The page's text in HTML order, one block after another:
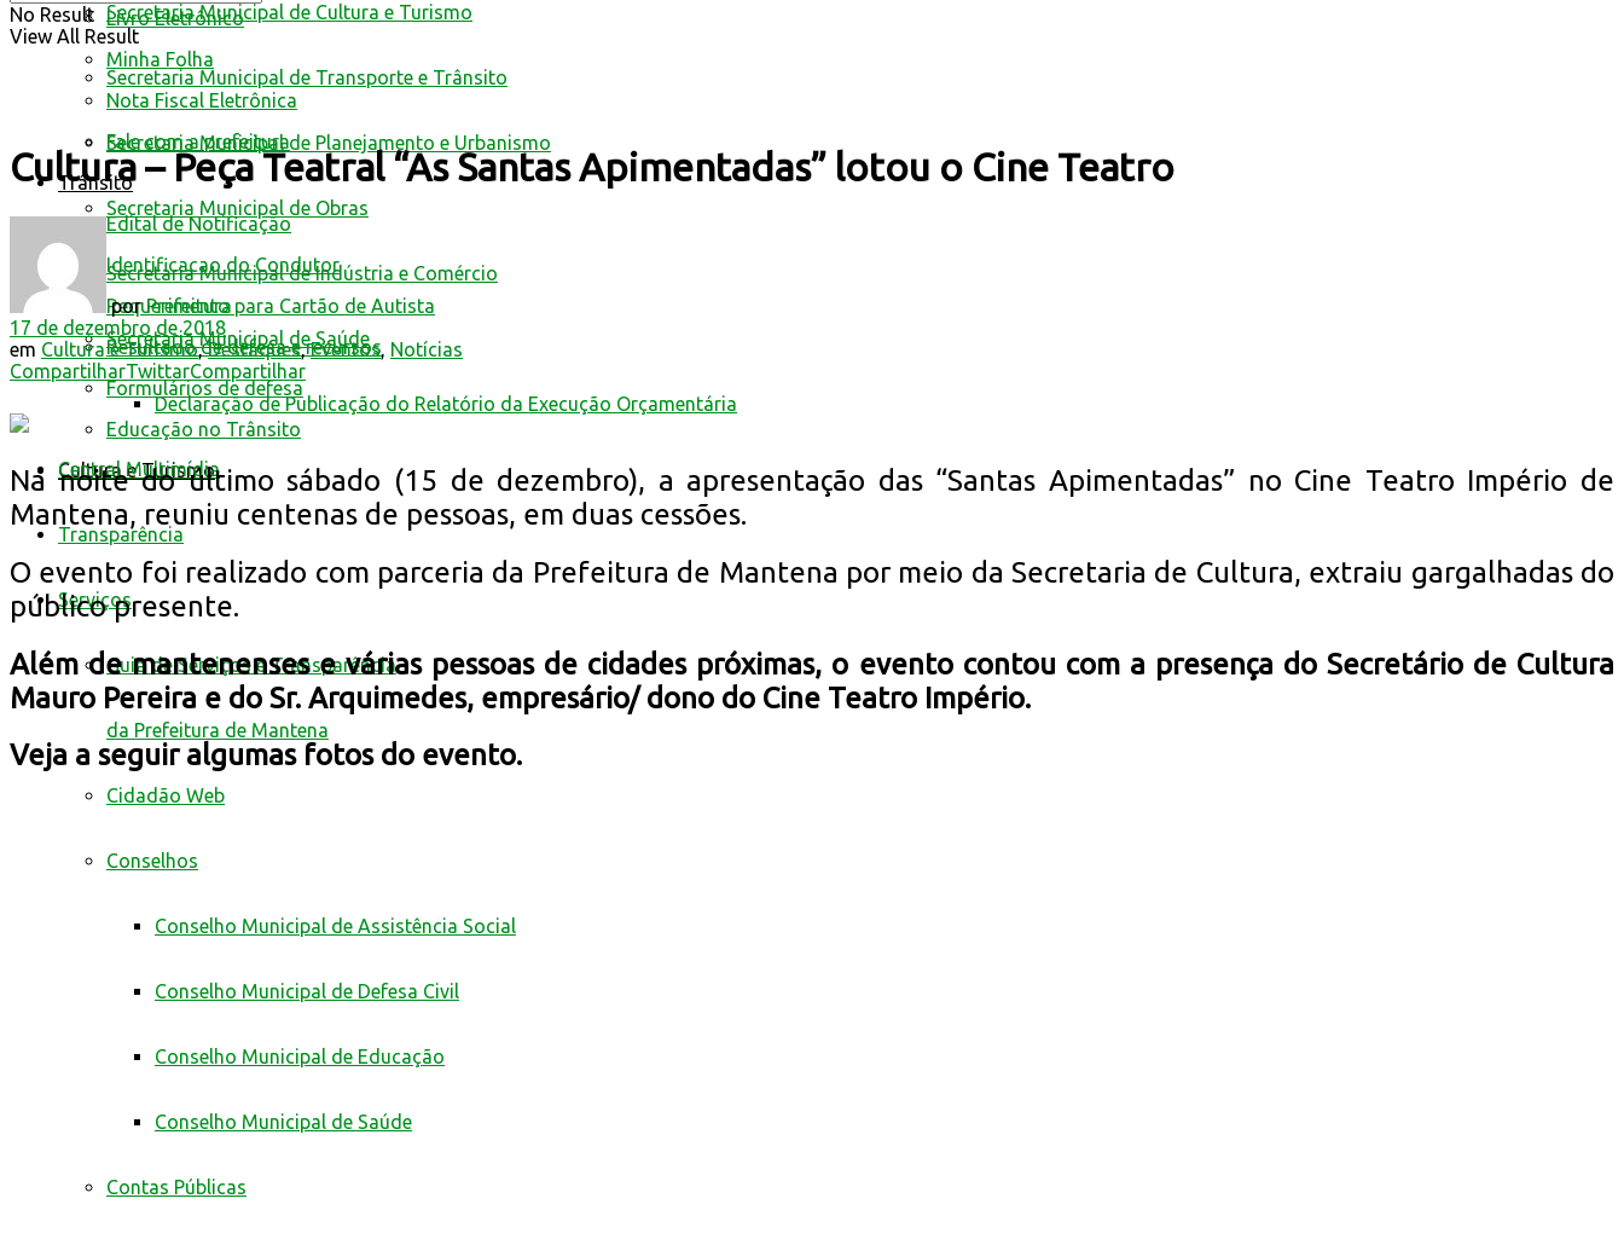
Livro Eletrônico
Minha Folha
Nota Fiscal Eletrônica
Fale com a prefeitura
Trânsito
Edital de Notificação
Identificacao do Condutor
Requerimento para Cartão de Autista
Resultado de defesa e recursos
Formulários de defesa
Educação no Trânsito
Cultura e Turismo
Secretaria Municipal de Cultura e Turismo
Secretaria Municipal de Transporte e Trânsito
Secretaria Municipal de Planejamento e Urbanismo
Secretaria Municipal de Obras
Secretaria Municipal de Indústria e Comércio
Secretaria Municipal de Saúde
Declaração de Publicação do Relatório da Execução Orçamentária
Central Multimídia
Transparência
Serviços
Guia de Serviços e Transparência
da Prefeitura de Mantena
Cidadão Web
Conselhos
Conselho Municipal de Assistência Social
Conselho Municipal de Defesa Civil
Conselho Municipal de Educação
Conselho Municipal de Saúde
Contas Públicas
No Result
View All Result
Cultura – Peça Teatral “As Santas Apimentadas” lotou o Cine Teatro
por Prefeitura
17 de dezembro de 2018
em Cultura e Turismo,Destaques,Eventos, Notícias
CompartilharTwittarCompartilhar
Na noite do último sábado (15 de dezembro), a apresentação das “Santas Apimentadas” no Cine Teatro Império de
Mantena, reuniu centenas de pessoas, em duas cessões.
O evento foi realizado com parceria da Prefeitura de Mantena por meio da Secretaria de Cultura, extraiu gargalhadas do
público presente.
Além de mantenenses e várias pessoas de cidades próximas, o evento contou com a presença do Secretário de Cultura
Mauro Pereira e do Sr. Arquimedes, empresário/ dono do Cine Teatro Império.
Veja a seguir algumas fotos do evento.